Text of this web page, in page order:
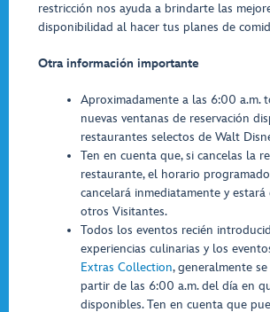
restricción nos ayuda a brindarte las
disponibilidad al hacer tus planes de
Otra información importante
Aproximadamente a las 6:00 a.m.
nuevas ventanas de reservación
restaurantes selectos de Walt
Ten en cuenta que, si cancelas la
restaurante, el horario
cancelará inmediatamente y
otros Visitantes.
Todos los eventos recién
experiencias culinarias y los
Extras Collection, generalmente
partir de las 6:00 a.m. del día en
disponibles. Ten en cuenta que